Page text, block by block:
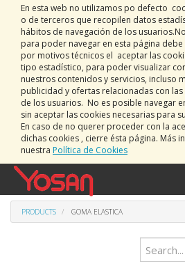
En esta web no utilizamos po defecto
o de terceros que recopilen datos
hábitos de navegación de los
para poder navegar en esta página
por motivos técnicos el aceptar las
tipo estadístico, para poder visualizar
nuestros contenidos y servicios, incluso
publicidad y ofertas relacionadas con
de los usuarios. No es posible navegar
sin aceptar las cookies necesarias para
En caso de no querer proceder con la
dichas cookies , cierre ésta página. Más
nuestra Política de Cookies
PRODUCTS GOMA ELASTICA